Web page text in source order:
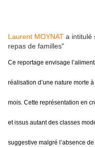
Laurent MOYNAT a intitulé
repas de familles"
Ce reportage envisage
réalisation d’une nature morte
mois. Cette représentation en
et issus autant des classes
suggestive malgré l’absence